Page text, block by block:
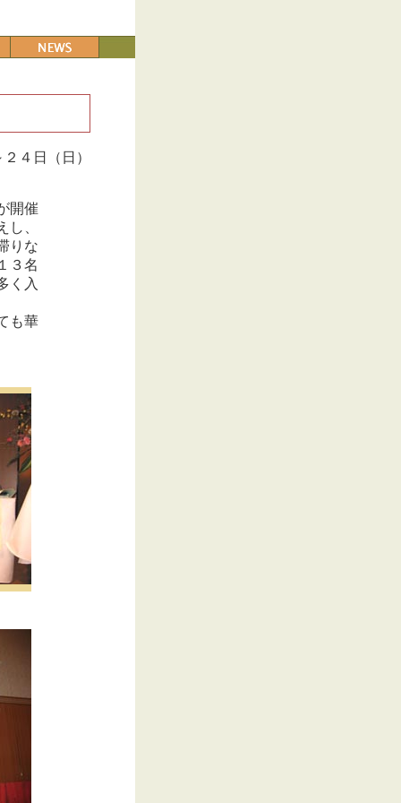
４日（日）
開催
、
りな
３名
く入
も華